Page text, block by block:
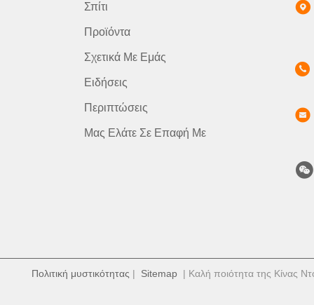
Σπίτι
Προϊόντα
Σχετικά Με Εμάς
Ειδήσεις
Περιπτώσεις
Μας Ελάτε Σε Επαφή Με
Πολιτική μυστικότητας | Sitemap| Καλή ποιότητα της Κίνας